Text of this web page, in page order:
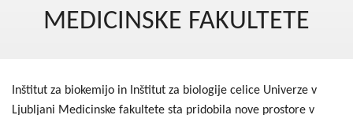
MEDICINSKE FAKULTETE
Inštitut za biokemijo in Inštitut za biologije celice Univerze v
Ljubljani Medicinske fakultete sta pridobila nove prostore v